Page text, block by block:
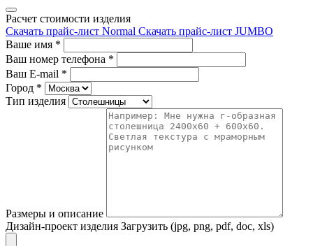
Расчет стоимости изделия
Скачать прайс-лист Normal Скачать прайс-лист JUMBO
Ваше имя *
Ваш номер телефона *
Ваш E-mail *
Город *
Тип изделия
Размеры и описание
Дизайн-проект изделия Загрузить (jpg, png, pdf, doc, xls)